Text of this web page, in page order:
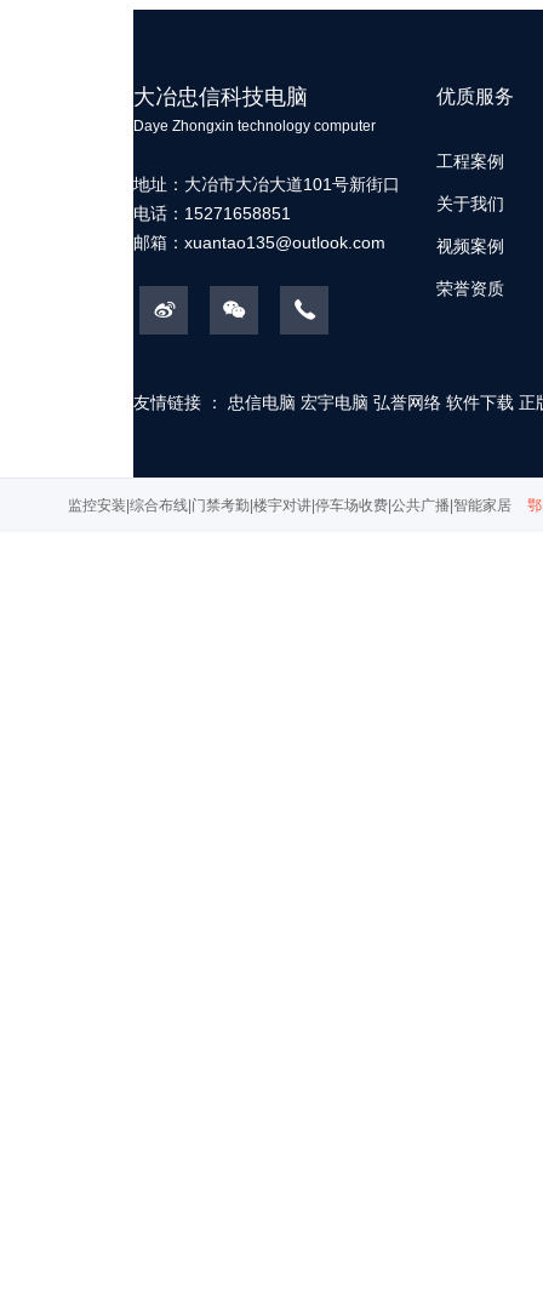
大冶忠信科技电脑
Daye Zhongxin technology computer
地址：大冶市大冶大道101号新街口
电话：15271658851
邮箱： xuantao135@outlook.com
优质服务
工程案例
关于我们
视频案例
荣誉资质
友情链接 ： 忠信电脑 宏宇电脑 弘誉网络 软件下载 正
监控安装|综合布线|门禁考勤|楼宇对讲|停车场收费|公共广播|智能家居